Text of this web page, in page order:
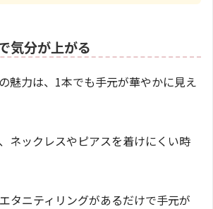
気分が上がる
魅力は、1本でも手元が華やかに見え
ネックレスやピアスを着けにくい時
タニティリングがあるだけで手元が